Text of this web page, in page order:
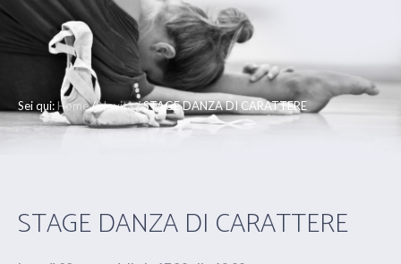
Sei qui:Home/Novità/STAGE DANZA DI CARATTERE
STAGE DANZA DI CARATTERE